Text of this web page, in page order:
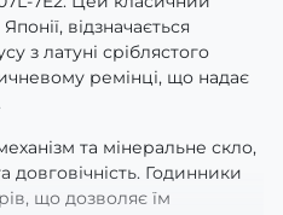
відзначається
з латуні сріблястого
ремінці, що надає
та мінеральне скло,
довговічність. Годинники
що дозволяє їм